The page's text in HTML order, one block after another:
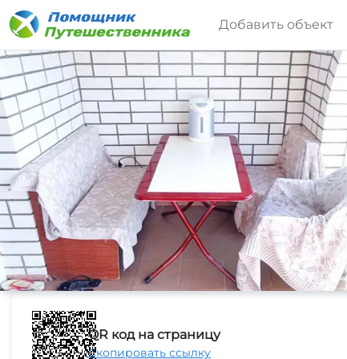
Добавить объект
QR код на страницу
Скопировать ссылку